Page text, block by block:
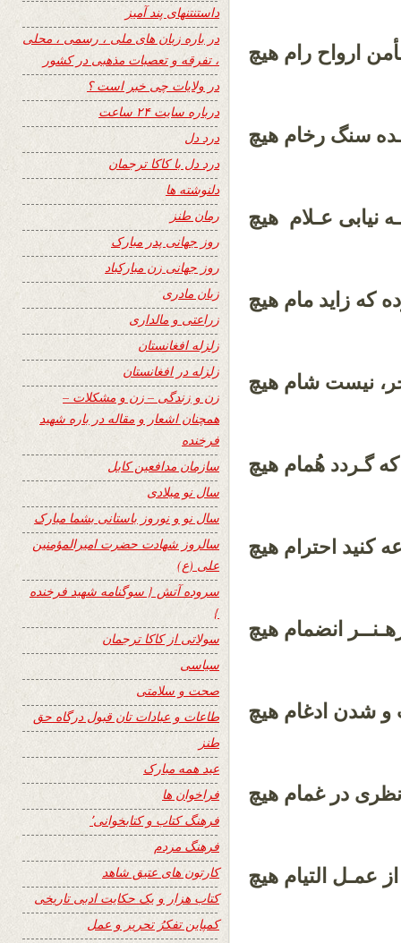
ارواح رام هیچ
سنگ رخام هیچ
نیابی عـلام هیچ
که زاید مام هیچ
نیست شام هیچ
گـردد هُمام هیچ
کنید احترام هیچ
انضمام هیچ
و شدن ادغام هیچ
در غمام هیچ
عمـل التیام هیچ
داستنتنهای پند آمیز
در باره زبان های ملی ، رسمی ، محلی
، تفرقه و تعصبات مذهبی در کشور
در ولایات چی خبر است ؟
درباره سایت ۲۴ ساعت
درد دل
درد دل با کاکا ترجمان
دلنوشته ها
رمان طنز
روز جهانی پدر مبارک
روز جهانی زن مبارکباد
زبان مادری
زراعتی و مالداری
زلزله افغانستان
زلزله در افغانستان
زن و زندگی – زن و مشکلات –
همچنان اشعار و مقاله در باره شهید
فرخنده
سازمان مدافعین کابل
سال نو میلادی
سال نو و نوروز باستانی بشما مبارک
سالروز شهادت حضرت امیرالمؤمنین
علی (ع)
سروده آتش { سوگنامه شهید فرخنده
}
سولاتی از کاکا ترجمان
سیاسی
صحت و سلامتی
طاعات و عبادات تان قبول درگاه حق
طنز
عید همه مبارک
فراخوان ها
فرهنگ کتاب و کتابخوانی٬
فرهنگ مردم
کارتون های عتیق شاهد
کتاب هزار و یک حکایت ادبی تاریخی
کمپاین تفکرُ تحریر و عمل